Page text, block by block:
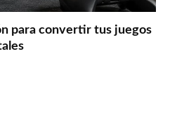
para convertir tus juegos